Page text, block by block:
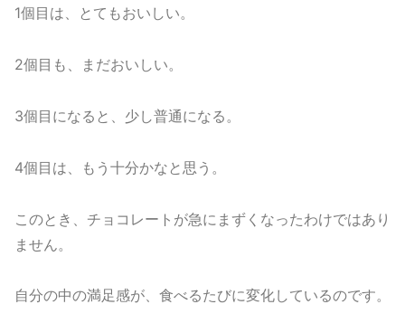
1個目は、とてもおいしい。
2個目も、まだおいしい。
3個目になると、少し普通になる。
4個目は、もう十分かなと思う。
このとき、チョコレートが急にまずくなったわけではあり
ません。
自分の中の満足感が、食べるたびに変化しているのです。